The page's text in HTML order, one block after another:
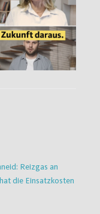
Reizgas an
die Einsatzkosten